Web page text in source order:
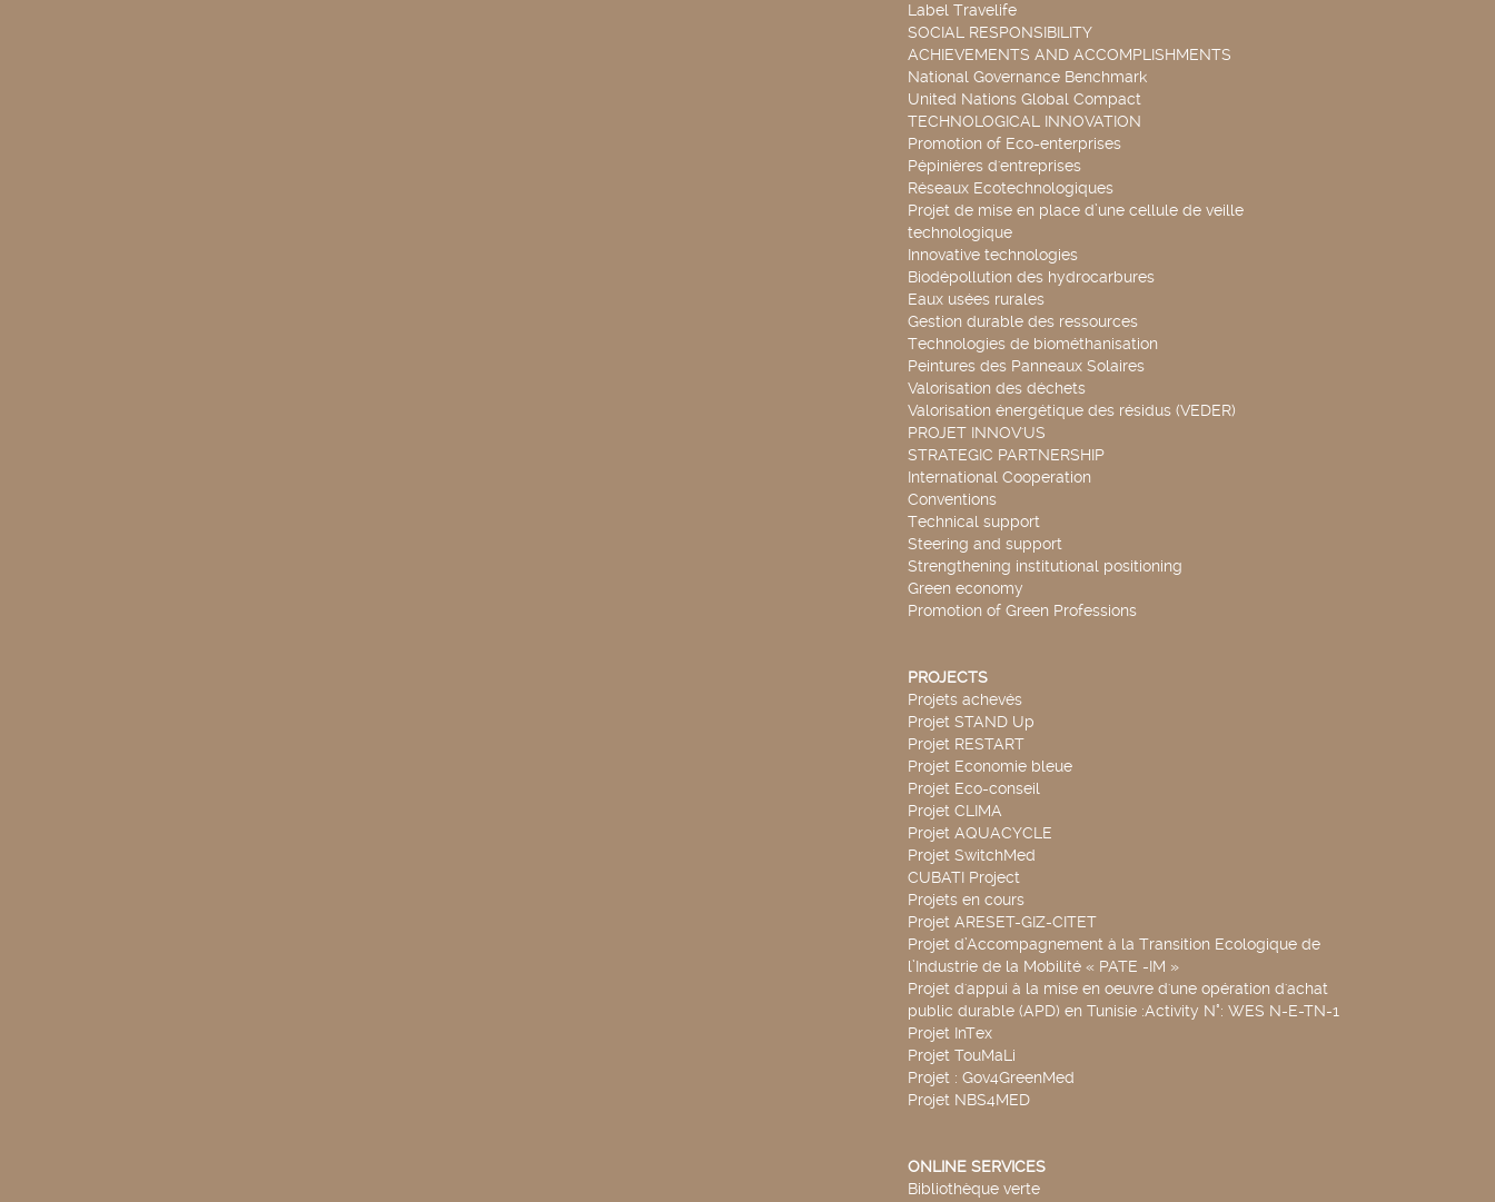
Label Travelife
SOCIAL RESPONSIBILITY
ACHIEVEMENTS AND ACCOMPLISHMENTS
National Governance Benchmark
United Nations Global Compact
TECHNOLOGICAL INNOVATION
Promotion of Eco-enterprises
Pépinières d'entreprises
Réseaux Ecotechnologiques
Projet de mise en place d’une cellule de veille
technologique
Innovative technologies
Biodépollution des hydrocarbures
Eaux usées rurales
Gestion durable des ressources
Technologies de biométhanisation
Peintures des Panneaux Solaires
Valorisation des déchets
Valorisation énergétique des résidus (VEDER)
PROJET INNOV'US
STRATEGIC PARTNERSHIP
International Cooperation
Conventions
Technical support
Steering and support
Strengthening institutional positioning
Green economy
Promotion of Green Professions
PROJECTS
Projets achevés
Projet STAND Up
Projet RESTART
Projet Economie bleue
Projet Eco-conseil
Projet CLIMA
Projet AQUACYCLE
Projet SwitchMed
CUBATI Project
Projets en cours
Projet ARESET-GIZ-CITET
Projet d’Accompagnement à la Transition Ecologique de
l’Industrie de la Mobilité « PATE -IM »
Projet d'appui à la mise en oeuvre d'une opération d'achat
public durable (APD) en Tunisie :Activity N°: WES N-E-TN-1
Projet InTex
Projet TouMaLi
Projet : Gov4GreenMed
Projet NBS4MED
ONLINE SERVICES
Bibliothèque verte